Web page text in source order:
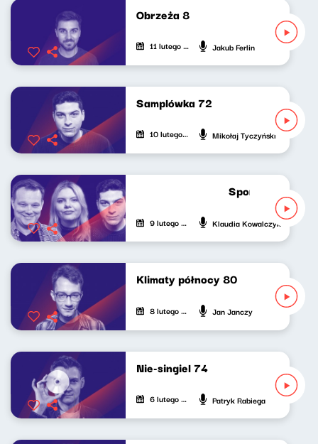
Obrzeża 8
11 lutego 2025 Jakub Ferlin
Samplówka 72
10 lutego 2025 Mikołaj Tyczyński
Sport do
9 lutego 2025 Klaudia Kowalczyk
Klimaty północy 80
8 lutego 2025 Jan Janczy
Nie-singiel 74
6 lutego 2025 Patryk Rabiega